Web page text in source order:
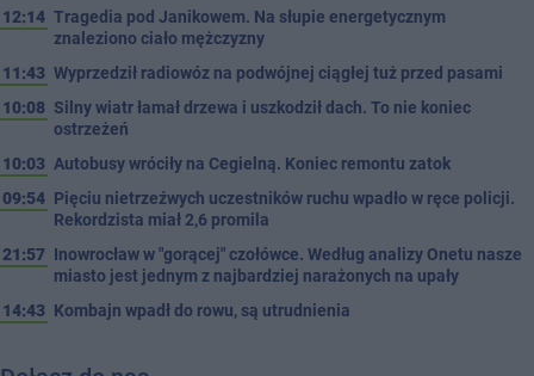
12:14 Tragedia pod Janikowem. Na słupie energetycznym
znaleziono ciało mężczyzny
11:43 Wyprzedził radiowóz na podwójnej ciągłej tuż przed pasami
10:08 Silny wiatr łamał drzewa i uszkodził dach. To nie koniec
ostrzeżeń
10:03 Autobusy wróciły na Cegielną. Koniec remontu zatok
09:54 Pięciu nietrzeźwych uczestników ruchu wpadło w ręce policji.
Rekordzista miał 2,6 promila
21:57 Inowrocław w "gorącej" czołówce. Według analizy Onetu nasze
miasto jest jednym z najbardziej narażonych na upały
14:43 Kombajn wpadł do rowu, są utrudnienia